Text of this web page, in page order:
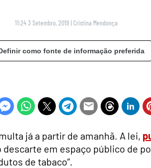
11:24 3 Setembro, 2019 | Cristina Mendonça
como fonte de informação preferida
já a partir de amanhã. A lei,
descarte em espaço público de
de tabaco”.